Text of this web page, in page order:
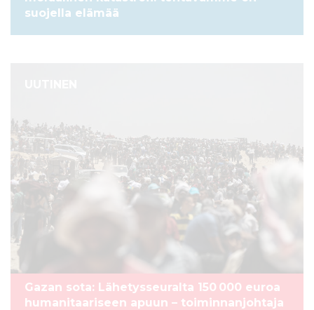
suojella elämää
Gazan sota: Lähetysseuralta 150 000 euroa
humanitaariseen apuun – toiminnanjohtaja